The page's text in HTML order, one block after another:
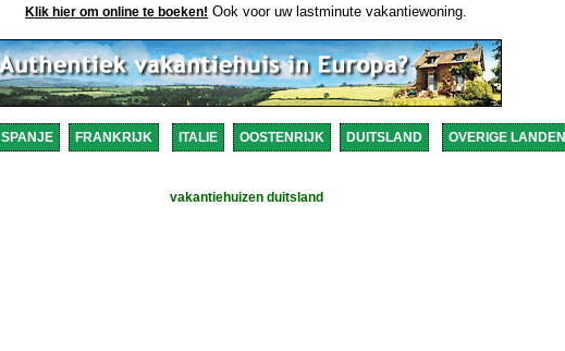
Klik hier om online te boeken! Ook voor uw lastminute vakantiewoning.
SPANJE FRANKRIJK ITALIE OOSTENRIJK DUITSLAND OVERIGE LANDEN
vakantiehuizen duitsland